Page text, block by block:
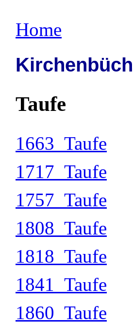
Home
Taufe
1663_Taufe
1717_Taufe
1757_Taufe
1808_Taufe
1818_Taufe
1841_Taufe
1860_Taufe